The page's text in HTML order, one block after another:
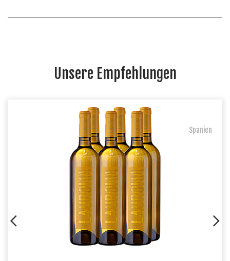
Unsere Empfehlungen
Spanien